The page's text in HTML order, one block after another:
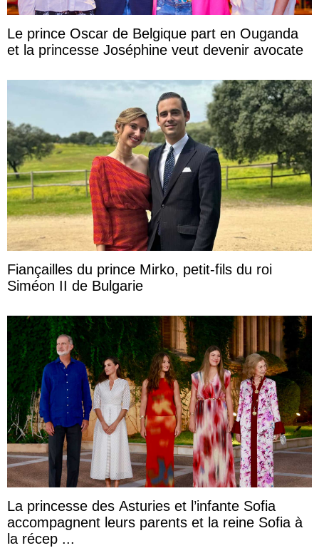
Le prince Oscar de Belgique part en Ouganda
et la princesse Joséphine veut devenir avocate
Fiançailles du prince Mirko, petit-fils du roi
Siméon II de Bulgarie
La princesse des Asturies et l’infante Sofia
accompagnent leurs parents et la reine Sofia à
la récep ...